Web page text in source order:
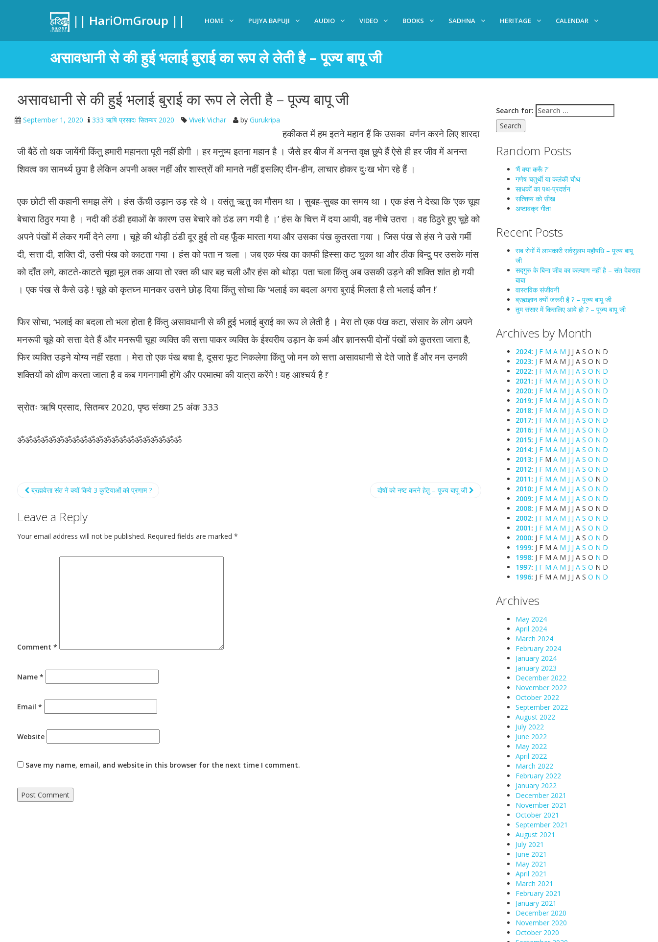
|| HariOmGroup || HOME PUJYA BAPUJI AUDIO VIDEO BOOKS SADHNA HERITAGE CALENDAR
असावधानी से की हुई भलाई बुराई का रूप ले लेती है – पूज्य बापू जी
असावधानी से की हुई भलाई बुराई का रूप ले लेती है – पूज्य बापू जी
September 1, 2020 333 ऋषि प्रसादः सितम्बर 2020 Vivek Vichar by Gurukripa
हकीकत में हम इतने महान हैं कि उसका वर्णन करने लिए शारदा
जी बैठें तो थक जायेंगी किंतु हमारी महानता पूरी नहीं होगी । हर मनुष्य इतना महान है । जैसे हर बीज में अनन्त वृक्ष छुपे हैं ऐसे ही हर जीव में अनन्त
शिवत्व का सामर्थ्य छुपा है लेकिन अपनी अक्ल नहीं और शास्त्रों की मानते नहीं इसलिए दीन-हीन, लाचार होकर दुःख भोग रहे हैं ।
एक छोटी सी कहानी समझ लेंगे । हंस ऊँची उड़ान उड़ रहे थे । वसंतु ऋतु का मौसम था । सुबह-सुबह का समय था । एक हंस ने देखा कि ‘एक चूहा
बेचारा ठिठुर गया है । नदी की ठंडी हवाओं के कारण उस बेचारे को ठंड लग गयी है ।’ हंस के चित्त में दया आयी, वह नीचे उतरा । वह ठिठुरे हुए चूहे को
अपने पंखों में लेकर गर्मी देने लगा । चूहे की थोड़ी ठंडी दूर हुई तो वह फूँक मारता गया और उसका पंख कुतरता गया । जिस पंख से हंस ने उसे गर्मी
दी, सत्ता दी, शक्ति दी, उसी पंख को काटता गया । हंस को पता न चला । जब एक पंख का काफी हिस्सा कट चुका था और ठीक बिन्दु पर उसके मांस
को दाँत लगे, काटते-काटते चूहा मूल तक आया तो रक्त की धार बह चली और हंस को थोड़ा पता चला किंतु अब उसकी उड़ने की शक्ति शांत हो गयी
। एक पंख से कैसे उड़े ! चूहे को कृतघ्न मानकर उसने छोड़ दिया किंतु सोचा कि ‘भलाई का बदला अगरा बुराई मिलता है तो भलाई कौन !’
फिर सोचा, ‘भलाई का बदला तो भला होता है किंतु असावधानी से की हुई भलाई बुराई का रूप ले लेती है । मेरा तो एक पंख कटा, संसार के लोग अपने
मनरूपी चूहे को सत्ता देते हैं और मनरूपी चूहा व्यक्ति की सत्ता पाकर व्यक्ति के ईश्वरीय उड़ान के कर्म और ज्ञानरूपी दोनों पंखों को कुतरता जाता है,
फिर व्यक्ति उड़ने योग्य नहीं रहता । मेरा तो एक पंख बचा है, दूसरा फूट निकलेगा किंतु जो मन को सत्ता असावधानी से देते जाते हैं और मन उनकी
शक्तियों को क्षीण करता जाता है व कब गगनगामी होंगे और परमात्मा की यात्रा करेंगे ! यह आश्चर्य है !’
स्रोतः ऋषि प्रसाद, सितम्बर 2020, पृष्ठ संख्या 25 अंक 333
ॐॐॐॐॐॐॐॐॐॐॐॐॐॐॐॐॐॐॐॐॐ
ब्रह्मवेत्ता संत ने क्यों किये 3 कुटियाओं को प्रणाम ? दोषों को नष्ट करने हेतु – पूज्य बापू जी
Leave a Reply
Your email address will not be published. Required fields are marked *
Comment *
Name *
Email *
Website
Save my name, email, and website in this browser for the next time I comment.
Search for:
Random Posts
‘मैं क्या करूँ ?’
गणेष चतुर्थी या कलंकी चौथ
साधकों का पथ-प्रदर्शन
सत्शिष्य को सीख
अष्टावक्र गीता
Recent Posts
सब रोगों में लाभकारी सर्वसुलभ महौषधि – पूज्य बापू
जी
सद्गुरु के बिना जीव का कल्याण नहीं है – संत देवराहा
बाबा
वास्तविक संजीवनी
ब्रह्मज्ञान क्यों जरूरी है ? – पूज्य बापू जी
तुम संसार में किसलिए आये हो ? – पूज्य बापू जी
Archives by Month
2024: J F M A M J J A S O N D
2023: J F M A M J J A S O N D
2022: J F M A M J J A S O N D
2021: J F M A M J J A S O N D
2020: J F M A M J J A S O N D
2019: J F M A M J J A S O N D
2018: J F M A M J J A S O N D
2017: J F M A M J J A S O N D
2016: J F M A M J J A S O N D
2015: J F M A M J J A S O N D
2014: J F M A M J J A S O N D
2013: J F M A M J J A S O N D
2012: J F M A M J J A S O N D
2011: J F M A M J J A S O N D
2010: J F M A M J J A S O N D
2009: J F M A M J J A S O N D
2008: J F M A M J J A S O N D
2002: J F M A M J J A S O N D
2001: J F M A M J J A S O N D
2000: J F M A M J J A S O N D
1999: J F M A M J J A S O N D
1998: J F M A M J J A S O N D
1997: J F M A M J J A S O N D
1996: J F M A M J J A S O N D
Archives
May 2024
April 2024
March 2024
February 2024
January 2024
January 2023
December 2022
November 2022
October 2022
September 2022
August 2022
July 2022
June 2022
May 2022
April 2022
March 2022
February 2022
January 2022
December 2021
November 2021
October 2021
September 2021
August 2021
July 2021
June 2021
May 2021
April 2021
March 2021
February 2021
January 2021
December 2020
November 2020
October 2020